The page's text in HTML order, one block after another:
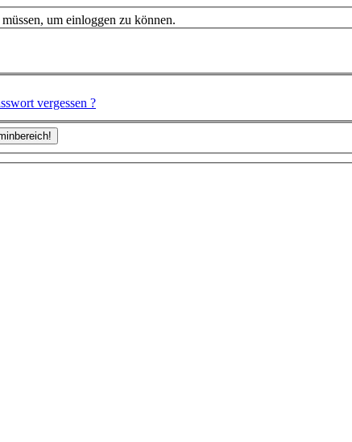
um einloggen zu können.
vergessen ?